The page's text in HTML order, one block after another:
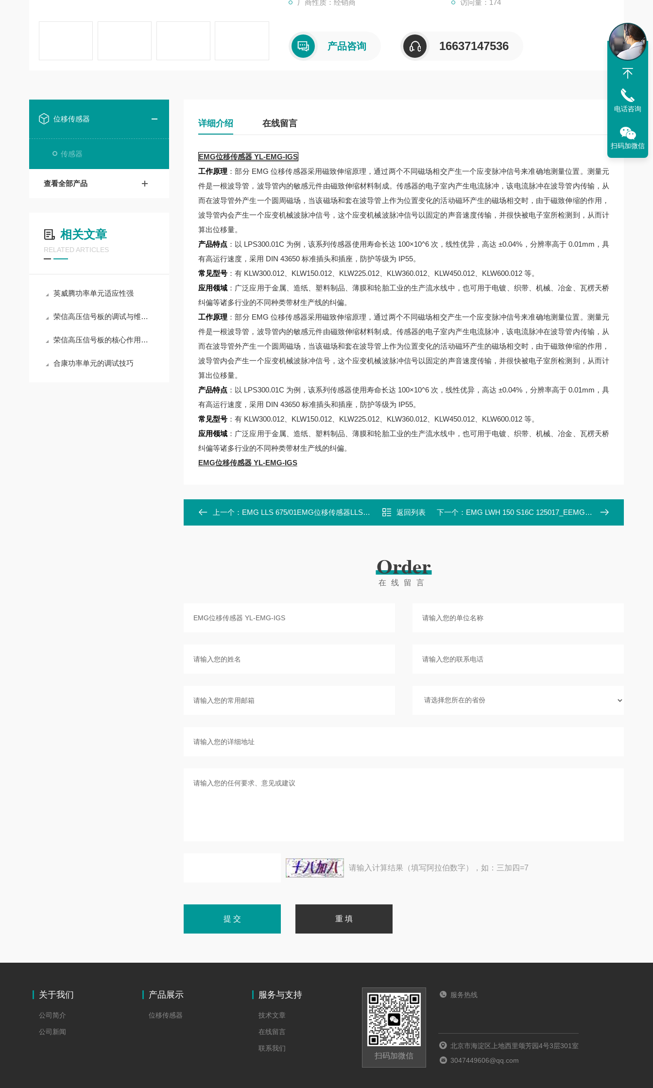
厂商性质：经销商 访问量：174
产品咨询 16637147536
位移传感器
传感器
查看全部产品
相关文章
RELATED ARTICLES
英威腾功率单元适应性强
荣信高压信号板的调试与维护操作指南
荣信高压信号板的核心作用解读
合康功率单元的调试技巧
详细介绍 在线留言
EMG位移传感器 YL-EMG-IGS
工作原理 ：部分 EMG 位移传感器采用磁致伸缩原理，通过两个不同磁场相交产生一个应变脉冲信号来准确地测量位置。测量元
件是一根波导管，波导管内的敏感元件由磁致伸缩材料制成。传感器的电子室内产生电流脉冲，该电流脉冲在波导管内传输，从
而在波导管外产生一个圆周磁场，当该磁场和套在波导管上作为位置变化的活动磁环产生的磁场相交时，由于磁致伸缩的作用，
波导管内会产生一个应变机械波脉冲信号，这个应变机械波脉冲信号以固定的声音速度传输，并很快被电子室所检测到，从而计
算出位移量。
产品特点：以 LPS300.01C 为例，该系列传感器使用寿命长达 100×10^6 次，线性优异，高达 ±0.04%，分辨率高于 0.01mm，具
有高运行速度，采用 DIN 43650 标准插头和插座，防护等级为 IP55。
常见型号：有 KLW300.012、KLW150.012、KLW225.012、KLW360.012、KLW450.012、KLW600.012 等。
应用领域 ：广泛应用于金属、造纸、塑料制品、薄膜和轮胎工业的生产流水线中，也可用于电镀、织带、机械、冶金、瓦楞天桥
纠偏等诸多行业的不同种类带材生产线的纠偏。
工作原理 ：部分 EMG 位移传感器采用磁致伸缩原理，通过两个不同磁场相交产生一个应变脉冲信号来准确地测量位置。测量元
件是一根波导管，波导管内的敏感元件由磁致伸缩材料制成。传感器的电子室内产生电流脉冲，该电流脉冲在波导管内传输，从
而在波导管外产生一个圆周磁场，当该磁场和套在波导管上作为位置变化的活动磁环产生的磁场相交时，由于磁致伸缩的作用，
波导管内会产生一个应变机械波脉冲信号，这个应变机械波脉冲信号以固定的声音速度传输，并很快被电子室所检测到，从而计
算出位移量。
产品特点：以 LPS300.01C 为例，该系列传感器使用寿命长达 100×10^6 次，线性优异，高达 ±0.04%，分辨率高于 0.01mm，具
有高运行速度，采用 DIN 43650 标准插头和插座，防护等级为 IP55。
常见型号：有 KLW300.012、KLW150.012、KLW225.012、KLW360.012、KLW450.012、KLW600.012 等。
应用领域 ：广泛应用于金属、造纸、塑料制品、薄膜和轮胎工业的生产流水线中，也可用于电镀、织带、机械、冶金、瓦楞天桥
纠偏等诸多行业的不同种类带材生产线的纠偏。
EMG位移传感器 YL-EMG-IGS
上一个： EMG LLS 675/01EMG位移传感器LLS 675/01 返回列表 下一个： EMG LWH 150 S16C 125017_EEMG位移传感器 LWH 150 S16C 125017_E
Order
在线留言
请输入计算结果（填写阿拉伯数字），如：三加四=7
关于我们
公司简介
公司新闻
产品展示
位移传感器
服务与支持
技术文章
在线留言
联系我们
扫码加微信
服务热线
北京市海淀区上地西里颂芳园4号3层301室
3047449606@qq.com
电话咨询
扫码加微信